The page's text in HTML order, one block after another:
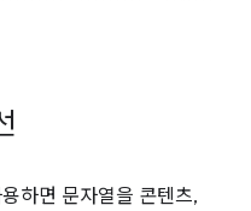
하면 문자열을 콘텐츠,